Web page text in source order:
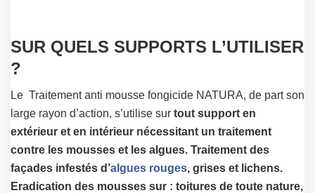
SUR QUELS SUPPORTS L’UTILISER
?
Le Traitement anti mousse fongicide NATURA, de part son
large rayon d’action, s’utilise sur tout support en
extérieur et en intérieur nécessitant un traitement
contre les mousses et les algues. Traitement des
façades infestés d’algues rouges, grises et lichens.
Eradication des mousses sur : toitures de toute nature,